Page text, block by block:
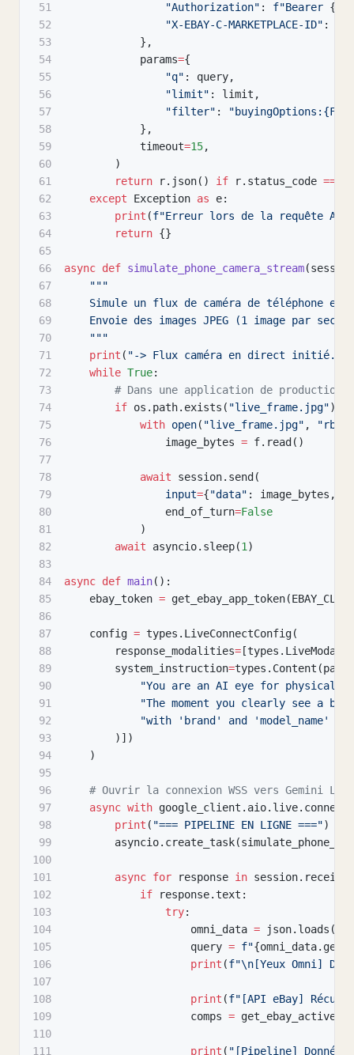
51
"Authorization" : f"Bearer {
52
"X-EBAY-C-MARKETPLACE-ID" :
53
} ,
54
            params
={
55
"q" : query,
56
"limit" : limit ,
57
"filter" :
58
} ,
59
            timeout
=15,
60
)
61
return r. json( ) if r. status_code ==
62
except Exception as e:
63
print (f"Erreur lors de la requête API
64
return {}
65
66
async def simulate_phone_camera_stream(session
67
"""
68
Simule un flux de caméra de téléphone en
69
Envoie des images JPEG (1 image par
70
    """
71
print ( "-> Flux caméra en direct initié..."
72
while True:
73
# Dans une application de production,
74
if os . path. exists ( "live_frame.jpg")
75
with open( "live_frame.jpg" , "rb"
76
                image_bytes
= f. read ( )
77
78
await session. send (
79
input={"data" : image_bytes ,
80
                end_of_turn
=False
81
)
82
await asyncio. sleep(1 )
83
84
async def main( ) :
85
    ebay_token
= get_ebay_app_token(
86
87
    config
= types . LiveConnectConfig(
88
        response_modalities
= [types .
89
        system_instruction
=types . Content (parts
90
"You are an AI eye for physical
91
"The moment you clearly see a
92
"with 'brand' and 'model_name'
93
) ] )
94
)
95
96
# Ouvrir la connexion WSS vers Gemini
97
async with google_client . aio. live. connect
98
print ( "=== PIPELINE EN LIGNE ===")
99
        asyncio
. create_task(
100
101
async for response in session. receive
102
if response.text :
103
try:
104
                    omni_data
= json. loads (
105
                    query
= f"{omni_data. get
106
print (f"\n[Yeux Omni]
107
108
print (f"[API eBay]
109
                    comps
=
110
111
print ( "[Pipeline]